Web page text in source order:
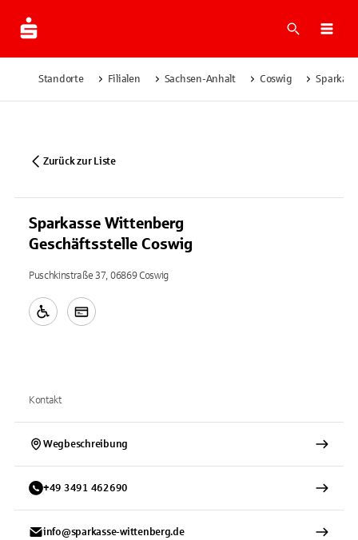
Suche
Standorte Filialen Sachsen-Anhalt Coswig
Zurück zur Liste
Sparkasse Wittenberg
Geschäftsstelle Coswig
Puschkinstraße 37, 06869 Coswig
Kontakt
Wegbeschreibung
+49 3491 462690
info@sparkasse-wittenberg.de